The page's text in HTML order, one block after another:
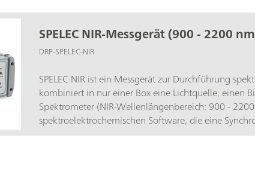
SPELEC NIR-Messgerät (900 - 2200
DRP-SPELEC-NIR
SPELEC NIR ist ein Messgerät zur Durchführung
kombiniert in nur einer Box eine Lichtquelle, einen
Spektrometer (NIR-Wellenlängenbereich: 900 -
spektroelektrochemischen Software, die eine
elektrochemischer Experimente ermöglicht.